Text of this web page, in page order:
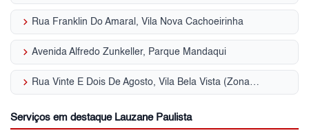
keyboard_arrow_right Rua Franklin Do Amaral, Vila Nova Cachoeirinha
keyboard_arrow_right Avenida Alfredo Zunkeller, Parque Mandaqui
keyboard_arrow_right Rua Vinte E Dois De Agosto, Vila Bela Vista (Zona Norte)
Serviços em destaque Lauzane Paulista